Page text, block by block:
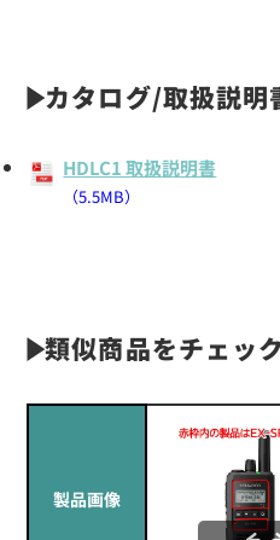
カタログ/取扱説明
HDLC1 取扱説明書
（5.5MB）
類似商品をチェック
製品画像